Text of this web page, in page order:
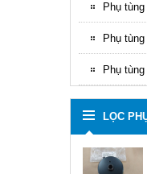
Phụ
Phụ
Phụ
LỌC